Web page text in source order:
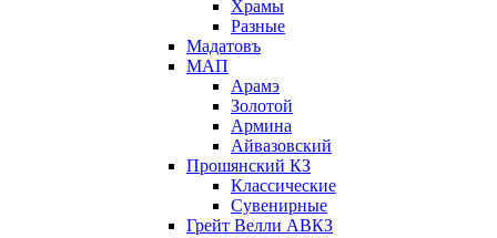
Храмы
Разные
Мадатовъ
МАП
Арамэ
Золотой
Армина
Айвазовский
Прошянский КЗ
Классические
Сувенирные
Грейт Велли АВКЗ